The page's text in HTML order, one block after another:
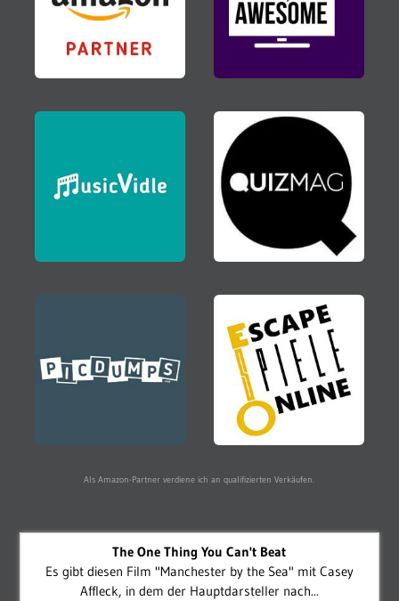
Als Amazon-Partner verdiene ich an qualifizierten Verkäufen.
The One Thing You Can't Beat
Es gibt diesen Film "Manchester by the Sea" mit Casey
Affleck, in dem der Hauptdarsteller nach...